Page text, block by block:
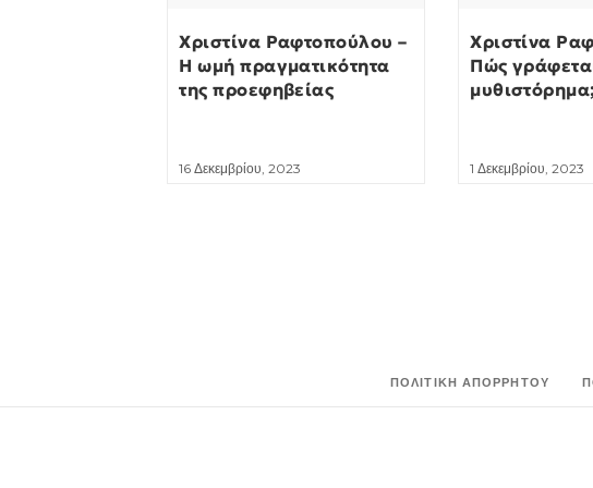
Χριστίνα Ραφτοπούλου –
Η ωμή πραγματικότητα
της προεφηβείας
16 Δεκεμβρίου, 2023
Χριστίνα
Πώς
μυθιστόρημα;
1 Δεκεμβρίου, 2023
ΠΟΛΙΤΙΚΉ ΑΠΟΡΡΉΤΟΥ